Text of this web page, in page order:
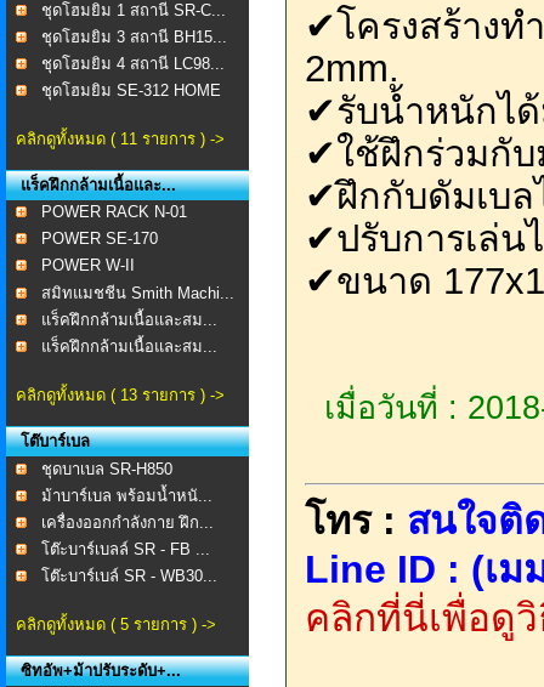
ชุดโฮมยิม 1 สถานี SR-C...
ชุดโฮมยิม 3 สถานี BH15...
ชุดโฮมยิม 4 สถานี LC98...
ชุดโฮมยิม SE-312 HOME
คลิกดูทั้งหมด ( 11 รายการ ) ->
แร็คฝึกกล้ามเนื้อและ...
POWER RACK N-01
POWER SE-170
POWER W-II
สมิทแมชชีน Smith Machi...
แร็คฝึกกล้ามเนื้อและสม...
แร็คฝึกกล้ามเนื้อและสม...
คลิกดูทั้งหมด ( 13 รายการ ) ->
โต๊บาร์เบล
ชุดบาเบล SR-H850
ม้าบาร์เบล พร้อมน้ำหนั...
เครื่องออกกำลังกาย ฝึก...
โต๊ะบาร์เบลล์ SR - FB ...
โต๊ะบาร์เบล์ SR - WB30...
คลิกดูทั้งหมด ( 5 รายการ ) ->
ซิทอัพ+ม้าปรับระดับ+...
✔โครงสร้างท
2mm.
✔รับน้ำหนักไ
✔ใช้ฝึกร่วมกับ
✔ฝึกกับดัมเบ
✔ปรับการเล่น
✔ขนาด
เมื่อวันที่ :
โทร : สนใจติ
Line ID : (เ
คลิกที่นี่เพื่อดูวิ